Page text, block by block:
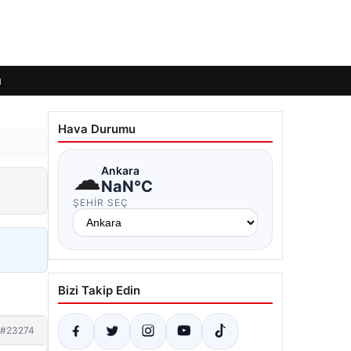
#23274
Hava Durumu
☁Ankara
NaN°C
ŞEHIR SEÇ
Bizi Takip Edin